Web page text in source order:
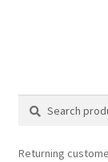
Search
Search
Returning